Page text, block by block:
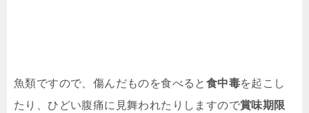
魚類ですので、傷んだものを食べると 食中毒を起こし
たり、ひどい腹痛に見舞われたりしますので賞味期限